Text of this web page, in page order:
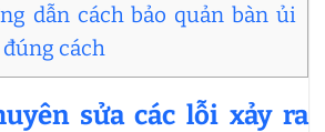
dẫn cách bảo quản bàn ủi
cách
sửa các lỗi xảy ra